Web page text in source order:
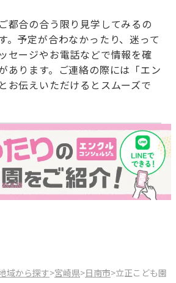
都合の合う限り見学してみるの
。予定が合わなかったり、迷って
セージやお電話などで情報を確
あります。ご連絡の際には「エン
お伝えいただけるとスムーズで
域から探す>宮崎県>日南市>立正こども園